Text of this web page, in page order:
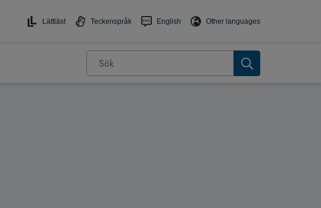
Lättläst Teckenspråk English Other languages